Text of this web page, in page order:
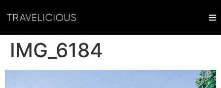
IMG_6184